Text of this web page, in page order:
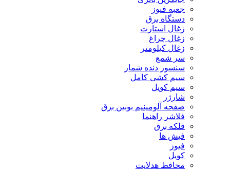
جعبه فیوز
دستگاه برق
زغال استارت
زغال چراغ
زغال کیلومتر
سر شمع
سنسور دنده شمار
سیم کشی کامل
سیم کویل
شارژر
صفحه آلومینیم بوبین برق
فلاشر راهنما
فلکه برق
فیش ها
فیوز
کویل
محافظ هدلایت